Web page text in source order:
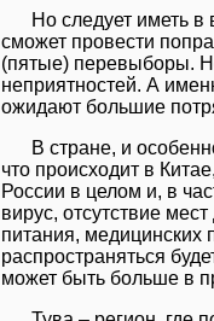
Но следует иметь
сможет провести
(пятые) перевыборы.
неприятностей. А
ожидают большие
В стране, и
что происходит в
России в целом и, в
вирус, отсутствие
питания, медицинских
распространяться
может быть больше в